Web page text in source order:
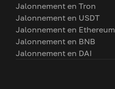
Jalonnement en Tron
Jalonnement en USDT
Jalonnement en Ethereum
Jalonnement en BNB
Jalonnement en DAI